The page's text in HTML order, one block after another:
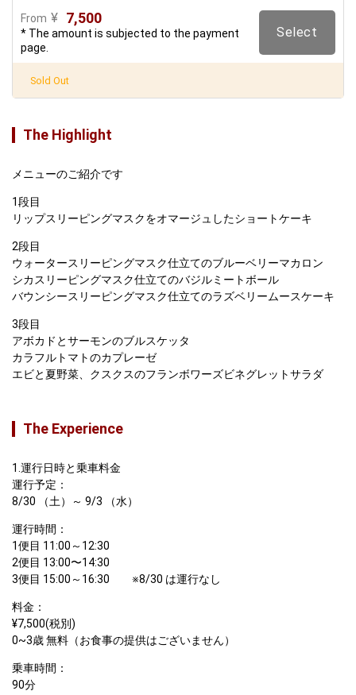
From ¥ 7,500
* The amount is subjected to the payment
page.
Select
Sold Out
The Highlight
メニューのご紹介です
1段目
リップスリーピングマスクをオマージュしたショートケーキ
2段目
ウォータースリーピングマスク仕立てのブルーベリーマカロン
シカスリーピングマスク仕立てのバジルミートボール
バウンシースリーピングマスク仕立てのラズベリームースケーキ
3段目
アボカドとサーモンのブルスケッタ
カラフルトマトのカプレーゼ
エビと夏野菜、クスクスのフランボワーズビネグレットサラダ
The Experience
1.運行日時と乗車料金
運行予定：
8/30 （土）～ 9/3 （水）
運行時間：
1便目 11:00～12:30
2便目 13:00〜14:30
3便目 15:00～16:30　　※8/30 は運行なし
料金：
¥7,500(税別)
0~3歳 無料（お食事の提供はございません）
乗車時間：
90分